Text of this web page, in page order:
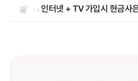
인터넷 + TV 가입시 현금사